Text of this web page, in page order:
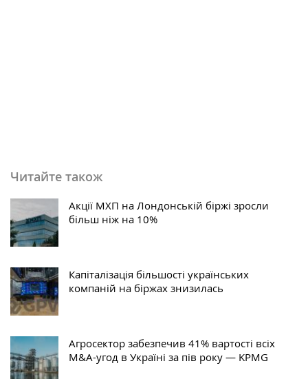
Читайте також
Акції МХП на Лондонській біржі зросли
більш ніж на 10%
Капіталізація більшості українських
компаній на біржах знизилась
Агросектор забезпечив 41% вартості всіх
M&A-угод в Україні за пів року — KPMG